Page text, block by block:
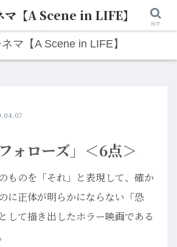
”から始まる。映画と写真と日々のこと。
マ【A Scene in LIFE】
ォローズ」＜6点＞
ものを「それ」と表現して、確か
に正体が明らかにならない「恐
して描き出したホラー映画である
マ【A Scene in LIFE】 検索